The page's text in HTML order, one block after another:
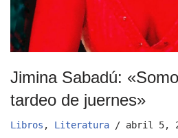
Jimina Sabadú:
tardeo de juernes»
Libros , Literatura abril 5,